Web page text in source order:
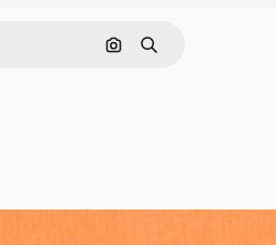
Pesquisar por imagem
Buscar